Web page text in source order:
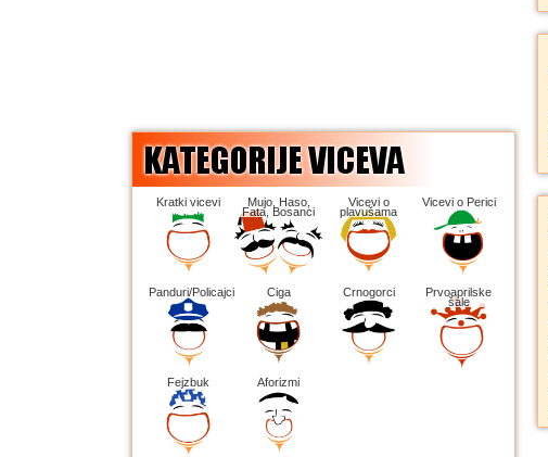
Kratki vicevi Mujo, Haso,
Fata, Bosanci
Vicevi o
plavušama
Vicevi o Perici
Panduri/Policajci Ciga Crnogorci Prvoaprilske
šale
Fejzbuk Aforizmi